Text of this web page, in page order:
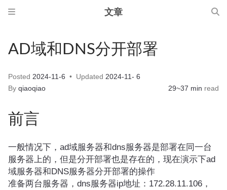
文章
AD域和DNS分开部署
Posted 2024-11-6 Updated 2024-11- 6
By qiaoqiao 29~37 min read
前言
一般情况下，ad域服务器和dns服务器是部署在同一台
服务器上的，但是分开部署也是存在的，现在演示下ad
域服务器和DNS服务器分开部署的操作
准备两台服务器，dns服务器ip地址 ： 172.28.11.106，